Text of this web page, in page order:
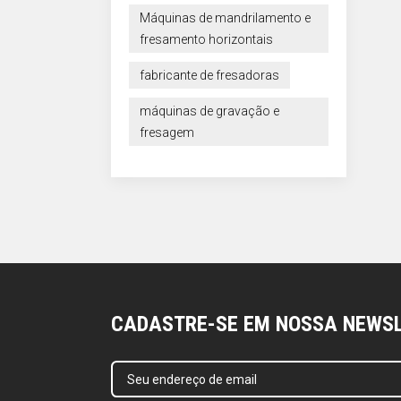
Máquinas de mandrilamento e
fresamento horizontais
fabricante de fresadoras
máquinas de gravação e
fresagem
CADASTRE-SE EM NOSSA